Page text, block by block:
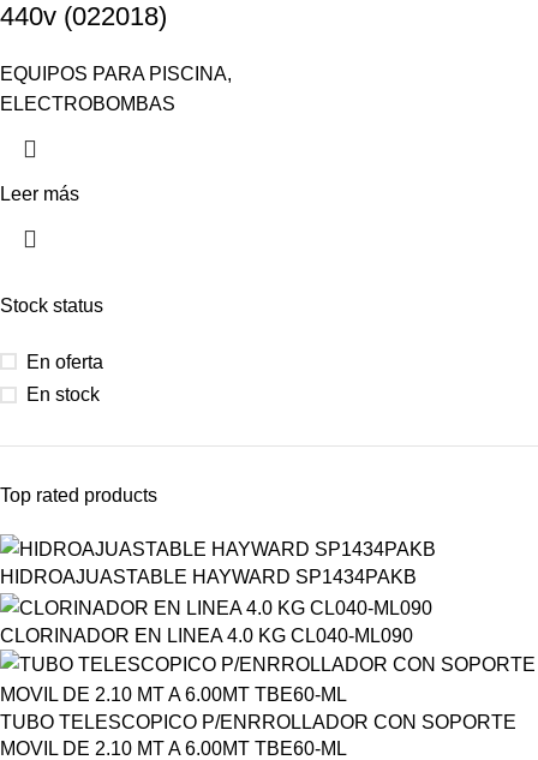
Stock status
En oferta
En stock
Top rated products
HIDROAJUASTABLE HAYWARD SP1434PAKB
CLORINADOR EN LINEA 4.0 KG CL040-ML090
TUBO TELESCOPICO P/ENRROLLADOR CON SOPORTE
MOVIL DE 2.10 MT A 6.00MT TBE60-ML
440v (022018)
EQUIPOS PARA PISCINA,
ELECTROBOMBAS
Leer más